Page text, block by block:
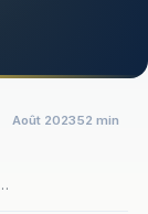
Août 202352 min